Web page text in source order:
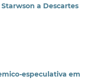
a Descartes
especulativa em